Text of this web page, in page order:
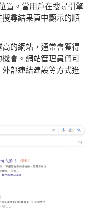
置。當用戶在搜尋引擎
尋結果頁中顯示的順
的網站，通常會獲得
會。網站管理員們可
部連結建設等方式進